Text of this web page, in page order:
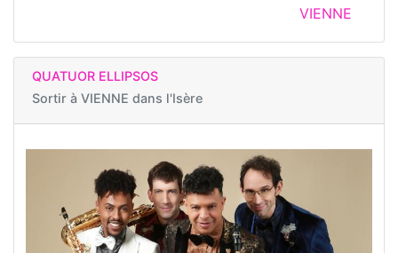
VIENNE
QUATUOR ELLIPSOS
Sortir à VIENNE dans l'Isère